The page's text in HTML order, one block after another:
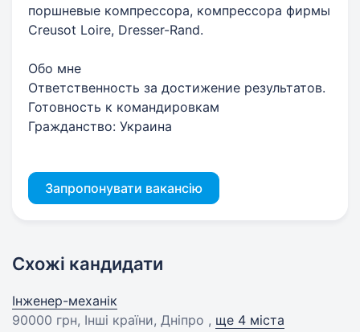
поршневые компрессора, компрессора фирмы
Creusot Loire, Dresser-Rand.
Обо мне
Ответственность за достижение результатов.
Готовность к командировкам
Гражданство: Украина
Запропонувати вакансію
Схожі кандидати
Інженер-механік
90000 грн, Інші країни, Дніпро , ще 4 міста